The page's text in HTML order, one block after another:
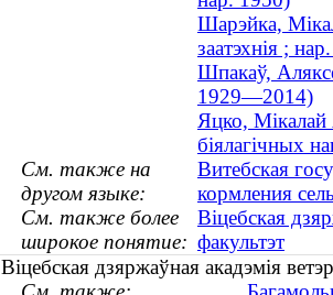
Шарэйка,
заатэхнія ;
Шпакаў,
1929—2014)
Яцко, Мікалай
біялагічных
См. также на
другом языке:
Витебская
кормления
См. также более
широкое понятие:
Віцебская
факультэт
Віцебская дзяржаўная акадэмія